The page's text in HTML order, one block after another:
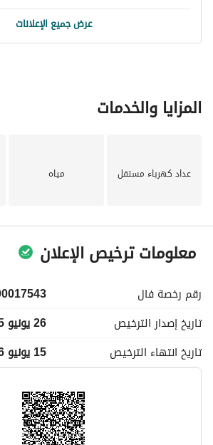
عرض جميع الإعلانات
المزايا والخدمات
عداد كهرباء مستقل مياه
معلومات ترخيص الإعلان
رقم رخصة فال
تاريخ إصدار الترخيص
26 يونيو 2025
تاريخ انتهاء الترخيص 15 يونيو 2026